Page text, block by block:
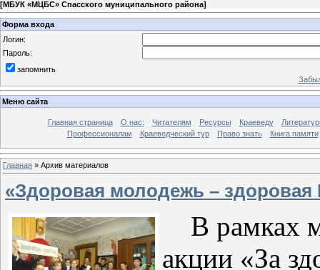
[МБУК «МЦБС» Спасского муниципального района]
Форма входа
Логин:
Пароль:
запомнить
Меню сайта
Главная страница О нас: Читателям Ресурсы Краеведу
Профессионалам
Краеведческий тур Право знать Книга памяти
Главная » Архив материалов
«Здоровая молодежь – здоровая
В рамках
акции «За